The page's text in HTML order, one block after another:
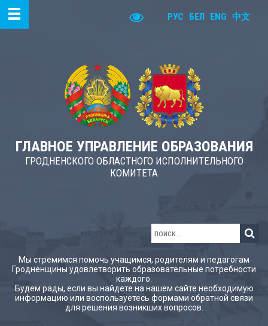
РУС БЕЛ ENG 中文
ГЛАВНОЕ УПРАВЛЕНИЕ ОБРАЗОВАНИЯ
ГРОДНЕНСКОГО ОБЛАСТНОГО ИСПОЛНИТЕЛЬНОГО
КОМИТЕТА
Мы стремимся помочь учащимся, родителям и педагогам
Гродненщины удовлетворить образовательные потребности
каждого.
Будем рады, если вы найдете на нашем сайте необходимую
информацию или воспользуетесь формами обратной связи
для решения возникших вопросов.